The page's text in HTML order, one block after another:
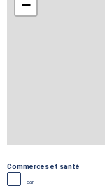
−
Commerces et santé
bar